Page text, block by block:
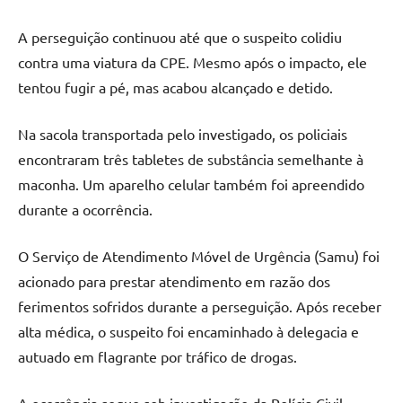
A perseguição continuou até que o suspeito colidiu
contra uma viatura da CPE. Mesmo após o impacto, ele
tentou fugir a pé, mas acabou alcançado e detido.
Na sacola transportada pelo investigado, os policiais
encontraram três tabletes de substância semelhante à
maconha. Um aparelho celular também foi apreendido
durante a ocorrência.
O Serviço de Atendimento Móvel de Urgência (Samu) foi
acionado para prestar atendimento em razão dos
ferimentos sofridos durante a perseguição. Após receber
alta médica, o suspeito foi encaminhado à delegacia e
autuado em flagrante por tráfico de drogas.